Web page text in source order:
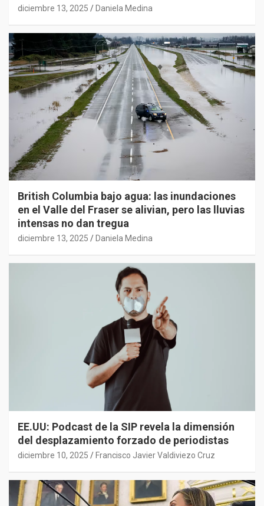
diciembre 13, 2025 Daniela Medina
British Columbia bajo agua: las inundaciones
en el Valle del Fraser se alivian, pero las lluvias
intensas no dan tregua
diciembre 13, 2025 Daniela Medina
EE.UU: Podcast de la SIP revela la dimensión
del desplazamiento forzado de periodistas
diciembre 10, 2025 Francisco Javier Valdiviezo Cruz